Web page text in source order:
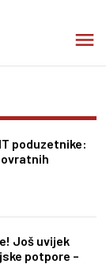
poduzetnike:
Još uvijek
potpore –